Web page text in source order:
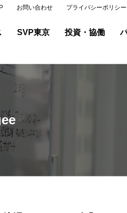
お問い合わせ プライバシーポリシー
SVP東京 投資・協働